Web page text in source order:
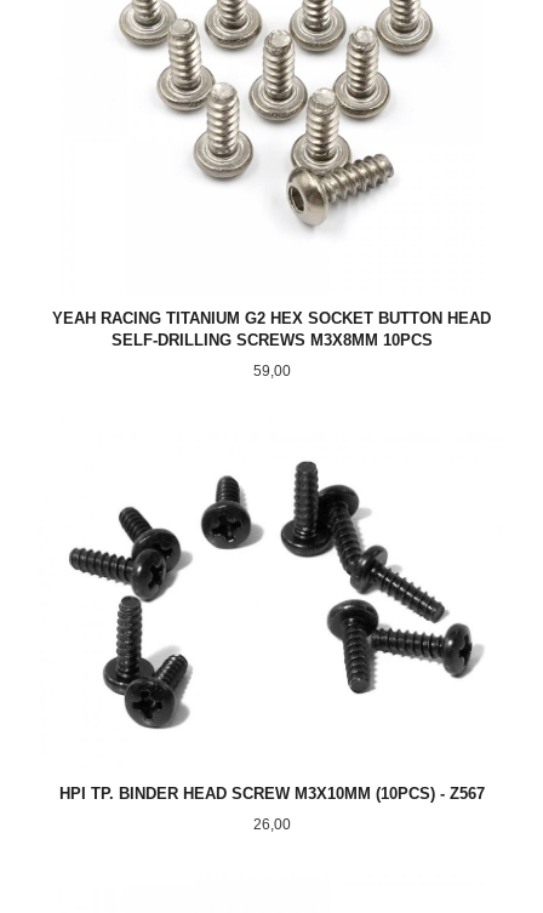
YEAH RACING TITANIUM G2 HEX SOCKET BUTTON HEAD
SELF-DRILLING SCREWS M3X8MM 10PCS
Pris
59,00
HPI TP. BINDER HEAD SCREW M3X10MM (10PCS) - Z567
Pris
26,00